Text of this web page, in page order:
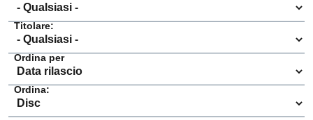
Titolare:
Ordina per
Ordina: